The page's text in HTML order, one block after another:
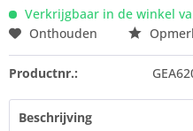
Verkrijgbaar in de winkel
Onthouden
Productnr.:
Beschrijving